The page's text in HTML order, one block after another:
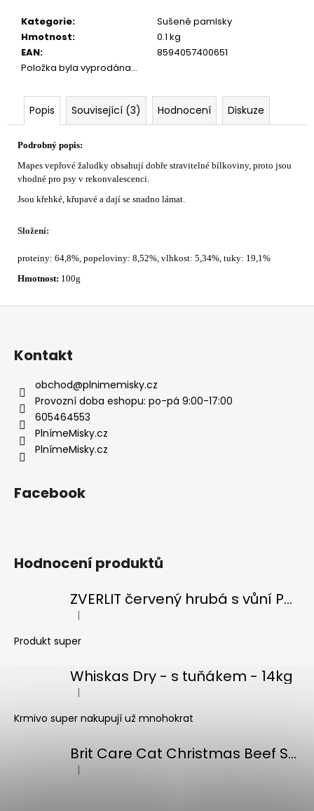
Kategorie:
Sušené pamlsky
Hmotnost:
0.1 kg
EAN:
8594057400651
Položka byla vyprodána…
Popis Související (3) Hodnocení Diskuze
Podrobný popis:
Mapes vepřové žaludky obsahují dobře stravitelné bílkoviny, proto jsou
vhodné pro psy v rekonvalescenci.
Jsou křehké, křupavé a dají se snadno lámat.
Složení:
proteiny: 64,8%, popeloviny: 8,52%, vlhkost: 5,34%, tuky: 19,1%
Hmotnost: 100g
Kontakt
obchod@plnimemisky.cz
Provozní doba eshopu: po-pá 9:00-17:00
605464553
PlnímeMisky.cz
PlnímeMisky.cz
Facebook
Hodnocení produktů
ZVERLIT červený hrubá s vůní Podestýlka kočka 10kg
Hodnocení produktu je 5 z 5 hvězdiček.
|
Produkt super
Whiskas Dry - s tuňákem - 14kg
Hodnocení produktu je 5 z 5 hvězdiček.
|
Krmivo super nakupují už mnohokrat
Brit Care Cat Christmas Beef Soup 75g
Hodnocení produktu je 5 z 5 hvězdiček.
|